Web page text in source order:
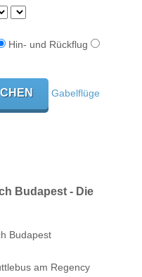
Hin- und Rückflug
Gabelflüge
Budapest - Die
Budapest
am Regency